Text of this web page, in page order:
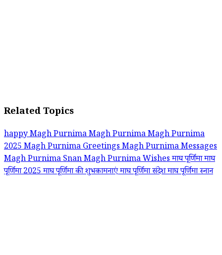
Related Topics
happy Magh PurnimaMagh PurnimaMagh Purnima
2025Magh Purnima GreetingsMagh Purnima Messages
Magh Purnima SnanMagh Purnima Wishesमाघ पूर्णिमामाघ
पूर्णिमा 2025माघ पूर्णिमा की शुभकामनाएंमाघ पूर्णिमा संदेशमाघ पूर्णिमा स्नान